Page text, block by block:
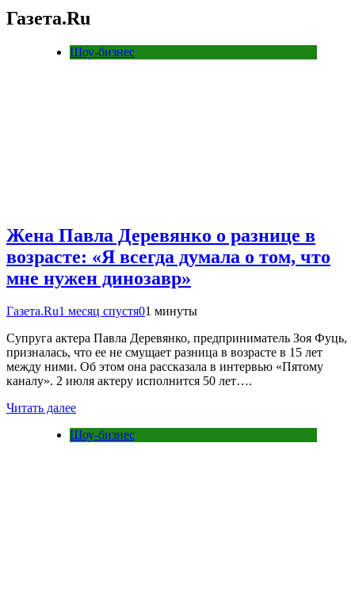
Газета.Ru
Шоу-бизнес
Жена Павла Деревянко о разнице в
возрасте: «Я всегда думала о том, что
мне нужен динозавр»
Газета.Ru1 месяц спустя01 минуты
Супруга актера Павла Деревянко, предприниматель Зоя Фуць,
призналась, что ее не смущает разница в возрасте в 15 лет
между ними. Об этом она рассказала в интервью «Пятому
каналу». 2 июля актеру исполнится 50 лет….
Читать далее
Шоу-бизнес